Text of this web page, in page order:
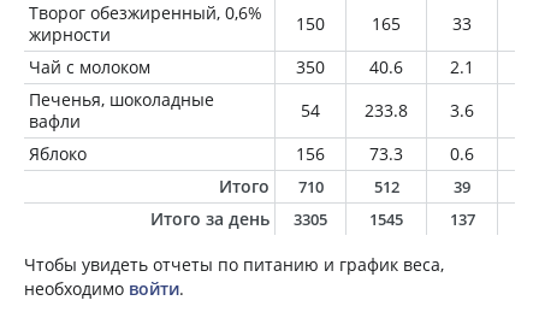
Творог обезжиренный, 0,6%
жирности
150 165 33
Чай с молоком
350 40.6 2.1
Печенья, шоколадные
вафли
54 233.8 3.6
Яблоко
156 73.3 0.6
Итого
710 512 39
Итого за день 3305 1545 137
Чтобы увидеть отчеты по питанию и график веса,
необходимо войти.